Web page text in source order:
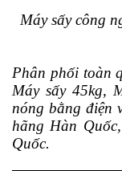
Máy sấy công
Phân phối toàn
Máy sấy 45kg,
nóng bằng điện
hãng Hàn
Quốc.